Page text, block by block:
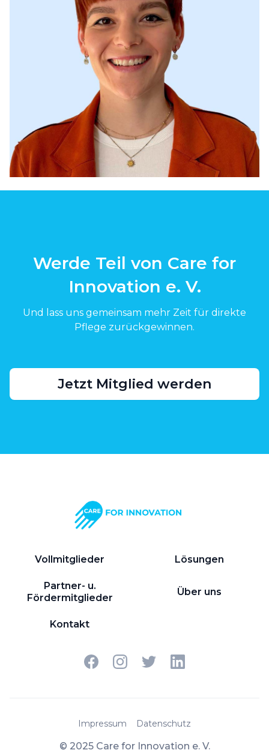
Werde Teil von Care for
Innovation e. V.
Und lass uns gemeinsam mehr Zeit für direkte
Pflege zurückgewinnen.
Jetzt Mitglied werden
Vollmitglieder Lösungen
Partner- u.
Fördermitglieder
Über uns
Kontakt
© 2025 Care for Innovation e. V.
Impressum Datenschutz